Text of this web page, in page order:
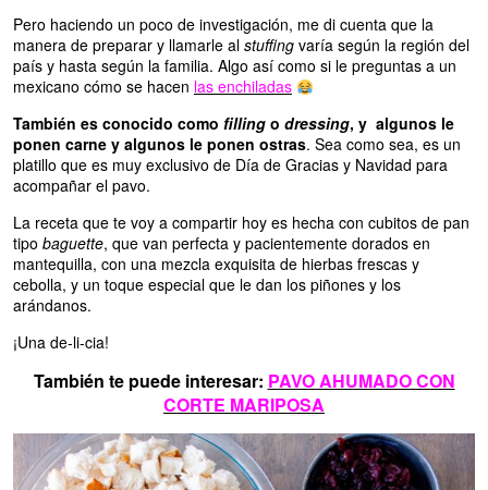
Pero haciendo un poco de investigación, me di cuenta que la
manera de preparar y llamarle al stuffing varía según la región del
país y hasta según la familia. Algo así como si le preguntas a un
mexicano cómo se hacen las enchiladas
También es conocido como filling o dressing, y algunos le
ponen carne y algunos le ponen ostras. Sea como sea, es un
platillo que es muy exclusivo de Día de Gracias y Navidad para
acompañar el pavo.
La receta que te voy a compartir hoy es hecha con cubitos de pan
tipo baguette, que van perfecta y pacientemente dorados en
mantequilla, con una mezcla exquisita de hierbas frescas y
cebolla, y un toque especial que le dan los piñones y los
arándanos.
¡Una de-li-cia!
También te puede interesar: PAVO AHUMADO CON
CORTE MARIPOSA